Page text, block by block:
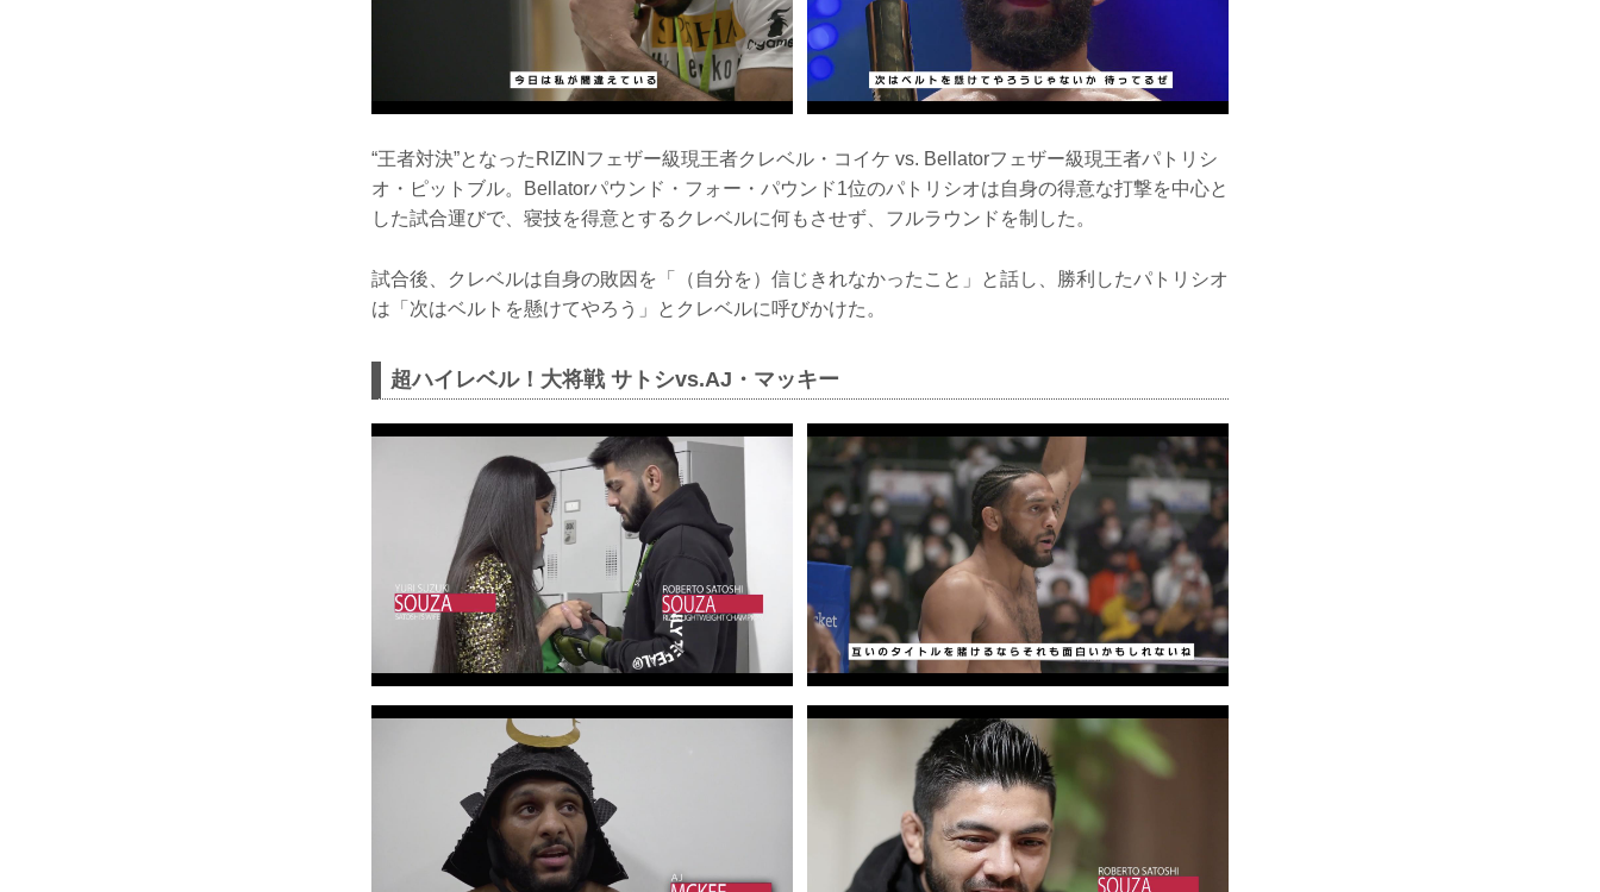
“王者対決”となったRIZINフェザー級現王者クレベル・コイケ vs. Bellatorフェザー級現王者パトリシ
オ・ピットブル。Bellatorパウンド・フォー・パウンド1位のパトリシオは自身の得意な打撃を中心と
した試合運びで、寝技を得意とするクレベルに何もさせず、フルラウンドを制した。
試合後、クレベルは自身の敗因を「（自分を）信じきれなかったこと」と話し、勝利したパトリシオ
は「次はベルトを懸けてやろう」とクレベルに呼びかけた。
超ハイレベル！大将戦 サトシvs.AJ・マッキー